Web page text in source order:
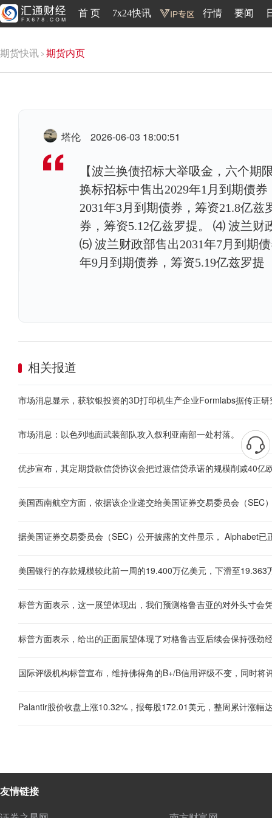
首 页 7x24快讯 行情 要闻
期货快讯 期货内页
塔伦 2026-06-03 18:00:51
【波兰换债招标大举吸金，六个
换标招标中售出2029年1月到期债
2031年3月到期债券，筹资21.8亿
券，筹资5.12亿兹罗提。 ⑷ 波兰财
⑸ 波兰财政部售出2031年7月到期
年9月到期债券，筹资5.19亿兹罗提
相关报道
市场消息：以色列地面武装部队攻入叙利亚南部一处村落。
优步宣布，其定期贷款信贷协议会把过渡信贷承诺的规模削减40亿
美国银行的存款规模较此前一周的19.400万亿美元，下滑至19.363
标普方面表示，这一展望体现出，我们预测格鲁吉亚的对外头寸会
标普方面表示，给出的正面展望体现了对格鲁吉亚后续会保持强劲
国际评级机构标普宣布，维持佛得角的B+/B信用评级不变，同时将
友情链接